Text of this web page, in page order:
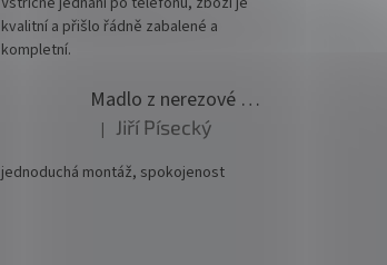
kvalitní a přišlo řádně zabalené a
kompletní.
Madlo z nerezové oceli pr. 42,4mm komplet - model 0116 - 3000mm
Hodnocení produktu je 5 z 5 hvězdiček.
| Jiří Písecký
jednoduchá montáž, spokojenost